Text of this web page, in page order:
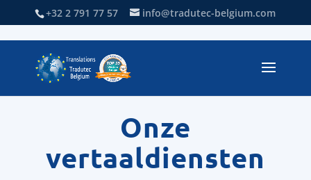
+32 2 791 77 57 info@tradutec-belgium.com
Onze
vertaaldiensten